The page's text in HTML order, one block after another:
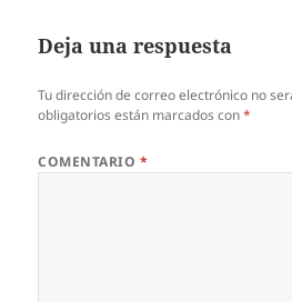
Deja una respuesta
Tu dirección de correo electrónico no
obligatorios están marcados con*
COMENTARIO *